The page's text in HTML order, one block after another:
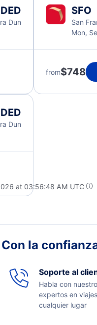
DED
Dun
SFO
San
Mon,
from$748
DED
Dun
at 03:56:48 AM UTC
Con la
Soporte al
Habla con
expertos en
cualquier lugar